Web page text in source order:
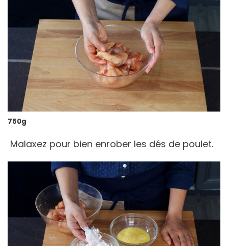
750g
Malaxez pour bien enrober les dés de poulet.